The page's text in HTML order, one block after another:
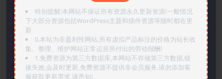
特别提醒:本网站不保证所有资源永久更新资源!一般情况
下大部分资源包括WordPress主题和插件资源等随时都在更
新
0.本站为非盈利性网站,所有虚拟产品标注的价格为站长收
集、整理、维护网站正常运营所付出的劳动报酬!
1.免费资源为第三方数据库,本网站不存储第三方数据,链
接失效,会及时更新,免费资源不提供非会员服务,请勿添加客
服获取更新需求,请悉知!